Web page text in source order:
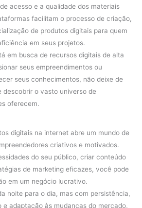
acesso e a qualidade dos materiais
facilitam o processo de criação,
de produtos digitais para quem
em seus projetos.
em busca de recursos digitais de alta
seus empreendimentos ou
seus conhecimentos, não deixe de
descobrir o vasto universo de
oferecem.
digitais na internet abre um mundo de
criativos e motivados.
do seu público, criar conteúdo
de marketing eficazes, você pode
em um negócio lucrativo.
noite para o dia, mas com persistência,
e adaptação às mudanças do mercado,